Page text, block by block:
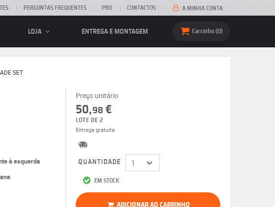
PERGUNTAS FREQUENTES PRO CONTACTOS A MINHA CONTA
LOJA ENTREGA E MONTAGEM Carrinho 0
SET
à esquerda
Preço unitário
50,98€
LOTE DE 2
Entrega gratuita
EM STOCK
QUANTIDADE
ADICIONAR AO CARRINHO